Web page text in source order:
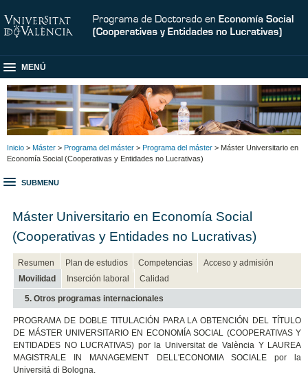
MENÚ
Inicio > Máster > Programa del máster > Programa del máster > Máster Universitario en
Economía Social (Cooperativas y Entidades no Lucrativas)
SUBMENU
Máster Universitario en Economía Social
(Cooperativas y Entidades no Lucrativas)
Resumen Plan de estudios Competencias
Acceso y admisión
Movilidad
Inserción laboral Calidad
5. Otros programas internacionales
PROGRAMA DE DOBLE TITULACIÓN PARA LA OBTENCIÓN DEL TÍTULO
DE MÁSTER UNIVERSITARIO EN ECONOMÍA SOCIAL (COOPERATIVAS Y
ENTIDADES NO LUCRATIVAS) por la Universitat de València Y LAUREA
MAGISTRALE IN MANAGEMENT DELL'ECONOMIA SOCIALE por la
Universitá di Bologna.